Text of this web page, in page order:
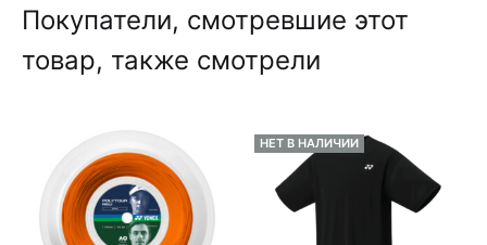
Покупатели, смотревшие этот
товар, также смотрели
НЕТ В НАЛИЧИИ